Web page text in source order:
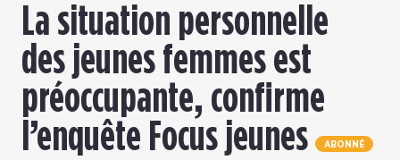
La situation personnelle
des jeunes femmes est
préoccupante, confirme
l’enquête Focus jeunes
ABONNÉ